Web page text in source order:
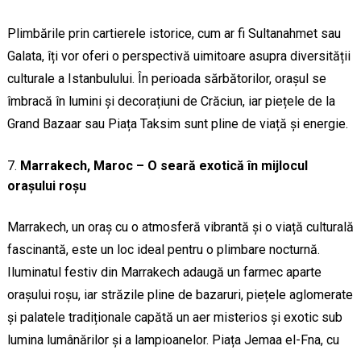
Plimbările prin cartierele istorice, cum ar fi Sultanahmet sau
Galata, îți vor oferi o perspectivă uimitoare asupra diversității
culturale a Istanbulului. În perioada sărbătorilor, orașul se
îmbracă în lumini și decorațiuni de Crăciun, iar piețele de la
Grand Bazaar sau Piața Taksim sunt pline de viață și energie.
Marrakech, Maroc – O seară exotică în mijlocul
orașului roșu
Marrakech, un oraș cu o atmosferă vibrantă și o viață culturală
fascinantă, este un loc ideal pentru o plimbare nocturnă.
Iluminatul festiv din Marrakech adaugă un farmec aparte
orașului roșu, iar străzile pline de bazaruri, piețele aglomerate
și palatele tradiționale capătă un aer misterios și exotic sub
lumina lumânărilor și a lampioanelor. Piața Jemaa el-Fna, cu